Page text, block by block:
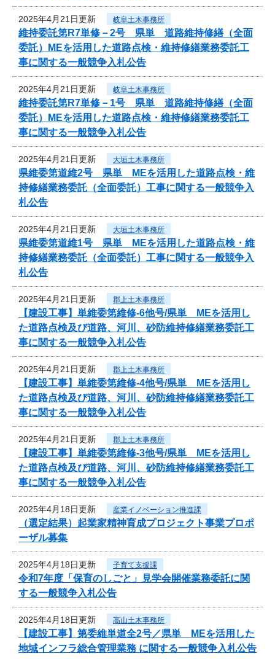
2025年4月21日更新 岐阜土木事務所
維持委託第R7単修－2号 県単 道路維持修繕（全面
委託）MEを活用した道路点検・維持修繕業務委託工
事に関する一般競争入札公告
2025年4月21日更新 岐阜土木事務所
維持委託第R7単修－1号 県単 道路維持修繕（全面
委託）MEを活用した道路点検・維持修繕業務委託工
事に関する一般競争入札公告
2025年4月21日更新 大垣土木事務所
県維委第道維2号 県単 MEを活用した道路点検・維
持修繕業務委託（全面委託）工事に関する一般競争入
札公告
2025年4月21日更新 大垣土木事務所
県維委第道維1号 県単 MEを活用した道路点検・維
持修繕業務委託（全面委託）工事に関する一般競争入
札公告
2025年4月21日更新 郡上土木事務所
【建設工事】単維委第維修‐6他号/県単 MEを活用し
た道路点検及び道路、河川、砂防維持修繕業務委託工
事に関する一般競争入札公告
2025年4月21日更新 郡上土木事務所
【建設工事】単維委第維修‐4他号/県単 MEを活用し
た道路点検及び道路、河川、砂防維持修繕業務委託工
事に関する一般競争入札公告
2025年4月21日更新 郡上土木事務所
【建設工事】単維委第維修‐3他号/県単 MEを活用し
た道路点検及び道路、河川、砂防維持修繕業務委託工
事に関する一般競争入札公告
2025年4月18日更新 産業イノベーション推進課
（選定結果）起業家精神育成プロジェクト事業プロポ
ーザル募集
2025年4月18日更新 子育て支援課
令和7年度「保育のしごと」見学会開催業務委託に関
する一般競争入札公告
2025年4月18日更新 高山土木事務所
【建設工事】第委維単道全2号／県単 MEを活用した
地域インフラ総合管理業務 に関する一般競争入札公告